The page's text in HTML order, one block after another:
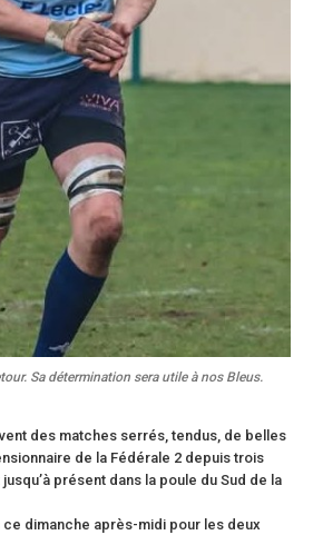
Sa détermination sera utile à nos Bleus.
des matches serrés, tendus, de belles
de la Fédérale 2 depuis trois
présent dans la poule du Sud de la
dimanche après-midi pour les deux